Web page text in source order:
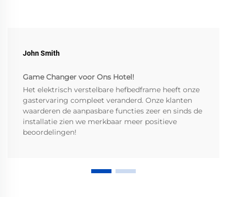
John Smith
Game Changer voor Ons Hotel!
Het elektrisch verstelbare hefbedframe heeft onze
gastervaring compleet veranderd. Onze klanten
waarderen de aanpasbare functies zeer en sinds de
installatie zien we merkbaar meer positieve
beoordelingen!